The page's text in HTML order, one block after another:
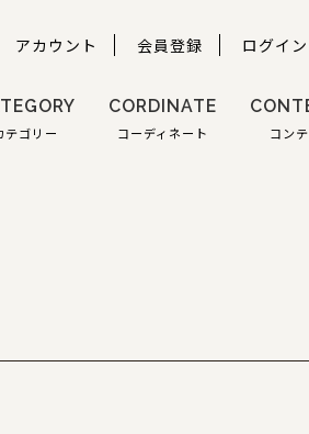
アカウント 会員登録 ログイン
テゴリー
CORDINATE
コーディネート コン